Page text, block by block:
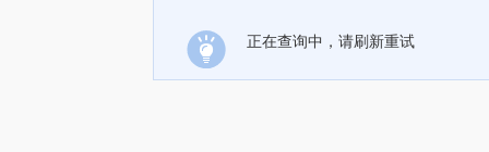
正在查询中，请刷新重试